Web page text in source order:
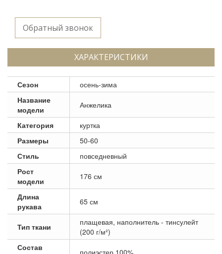
Обратный звонок
ХАРАКТЕРИСТИКИ
Сезон
осень-зима
Название
модели
Анжелика
Категория
куртка
Размеры
50-60
Стиль
повседневный
Рост
модели
176 см
Длина
рукава
65 см
Тип ткани
плащевая, наполнитель - тинсулейт
(200 г/м²)
Состав
полиэстер 100%